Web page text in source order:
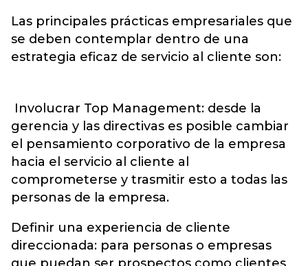
Las principales prácticas empresariales que
se deben contemplar dentro de una
estrategia eficaz de servicio al cliente son:
Involucrar Top Management: desde la
gerencia y las directivas es posible cambiar
el pensamiento corporativo de la empresa
hacia el servicio al cliente al
comprometerse y trasmitir esto a todas las
personas de la empresa.
Definir una experiencia de cliente
direccionada: para personas o empresas